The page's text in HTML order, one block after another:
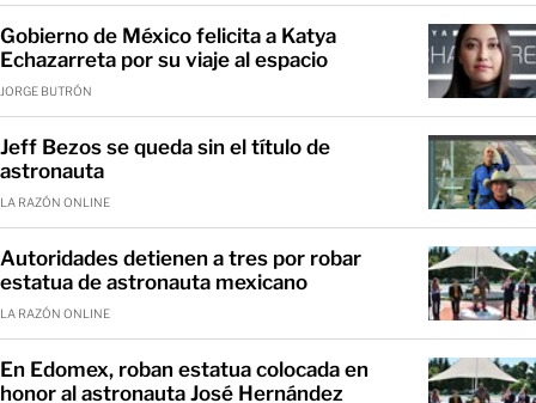
Gobierno de México felicita a Katya
Echazarreta por su viaje al espacio
JORGE BUTRÓN
Jeff Bezos se queda sin el título de
astronauta
LA RAZÓN ONLINE
Autoridades detienen a tres por robar
estatua de astronauta mexicano
LA RAZÓN ONLINE
En Edomex, roban estatua colocada en
honor al astronauta José Hernández